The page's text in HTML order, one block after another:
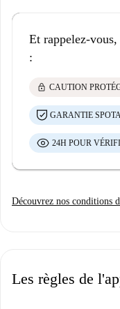
Et rappelez-
:
lock CAUTION
GARANTIE
24H POUR
Découvrez nos conditions
Les règles de